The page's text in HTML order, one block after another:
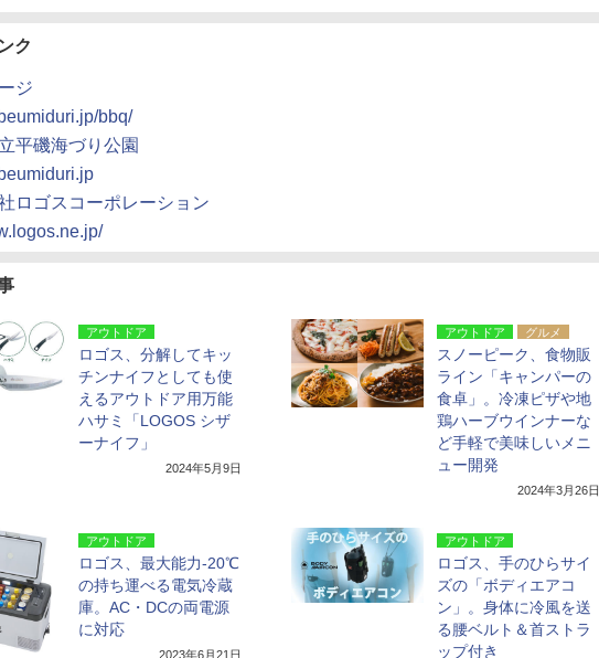
ク
ジ
bbq/
平磯海づり公園
ロゴスコーポレーション
アウトドア
ロゴス、分解してキッ
チンナイフとしても使
えるアウトドア用万能
ハサミ「LOGOS シザ
ーナイフ」
2024年5月9日
アウトドア グルメ
スノーピーク、食物販
ライン「キャンパーの
食卓」。冷凍ピザや地
鶏ハーブウインナーな
ど手軽で美味しいメニ
ュー開発
2024年3月26日
アウトドア
ロゴス、最大能力-20℃
の持ち運べる電気冷蔵
庫。AC・DCの両電源
に対応
2023年6月21日
アウトドア
ロゴス、手のひらサイ
ズの「ボディエアコ
ン」。身体に冷風を送
る腰ベルト＆首ストラ
ップ付き